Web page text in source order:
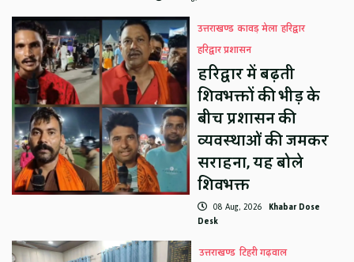
उत्तराखण्ड कावड़ मेला हरिद्वार
हरिद्वार प्रशासन
हरिद्वार में बढ़ती
शिवभक्तों की भीड़ के
बीच प्रशासन की
व्यवस्थाओं की जमकर
सराहना, यह बोले
शिवभक्त
08 Aug, 2026 Khabar Dose
Desk
उत्तराखण्ड टिहरी गढ़वाल